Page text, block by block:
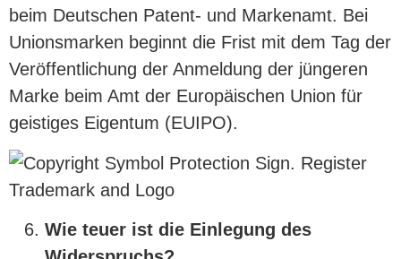
beim Deutschen Patent- und Markenamt. Bei
Unionsmarken beginnt die Frist mit dem Tag der
Veröffentlichung der Anmeldung der jüngeren
Marke beim Amt der Europäischen Union für
geistiges Eigentum (EUIPO).
Wie teuer ist die Einlegung des